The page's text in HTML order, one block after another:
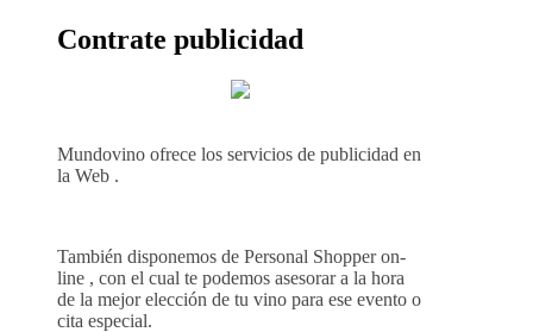
Contrate publicidad
Mundovino ofrece los servicios de publicidad en
la Web .
También disponemos de Personal Shopper on-
line , con el cual te podemos asesorar a la hora
de la mejor elección de tu vino para ese evento o
cita especial.